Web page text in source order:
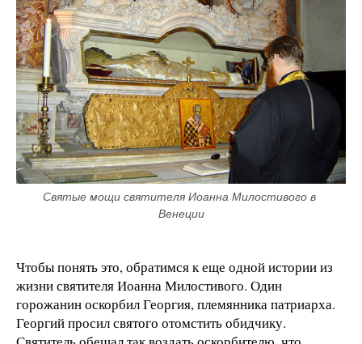
Святые мощи святителя Иоанна Милостивого в
Венеции
Чтобы понять это, обратимся к еще одной истории из
жизни святителя Иоанна Милостивого. Один
горожанин оскорбил Георгия, племянника патриарха.
Георгий просил святого отомстить обидчику.